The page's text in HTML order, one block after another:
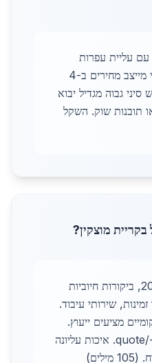
משפיע עם עליית עפרות
ב-12%, אך ייצור ישראלי מייצב מחירים ב-4
גבוה מגדיל יבוא
תובנות שוק. השקל
מוצקין?
בחרו ספק עם תקנים 2026, ביקורות חיוביות
זמינות, שירותי עיבוד.
מציעים ייעוץ.
השתמשו בהצעת מחיר ב-/quote. איכות עליונה